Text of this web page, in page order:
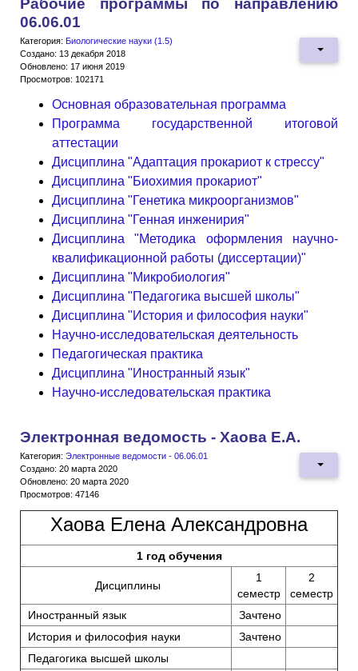
06.06.01
Категория: Биологические науки (1.5)
Создано: 13 декабря 2018
Обновлено: 17 июня 2019
Просмотров: 102171
Основная образовательная программа
Программа государственной итоговой
аттестации
Дисциплина "Адаптация прокариот к стрессу"
Дисциплина "Биохимия прокариот"
Дисциплина "Генетика микроорганизмов"
Дисциплина "Генная инженирия"
Дисциплина "Методика оформления научно-
квалификационной работы (диссертации)"
Дисциплина "Микробиология"
Дисциплина "Педагогика высшей школы"
Дисциплина "История и философия науки"
Научно-исследовательская деятельность
Педагогическая практика
Дисциплина "Иностранный язык"
Научно-исследовательская практика
Электронная ведомость - Хаова Е.А.
Категория: Электронные ведомости - 06.06.01
Создано: 20 марта 2020
Обновлено: 20 марта 2020
Просмотров: 47146
Хаова Елена Александровна
1 год обучения
Дисциплины
1
семестр
2
семестр
Иностранный язык
Зачтено
История и философия науки
Зачтено
Педагогика высшей школы